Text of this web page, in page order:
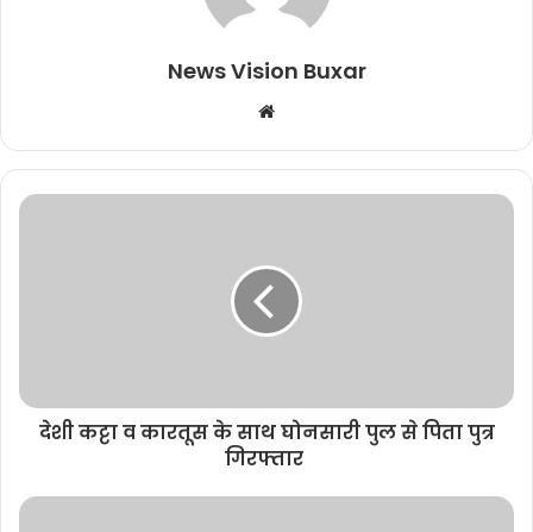
News Vision Buxar
b
s
देशी कट्टा व कारतूस के साथ घोनसारी पुल से पिता पुत्र
गिरफ्तार